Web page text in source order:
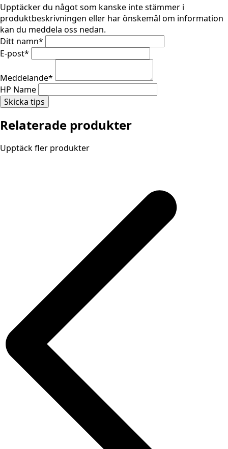
Upptäcker du något som kanske inte stämmer i
produktbeskrivningen eller har önskemål om information
kan du meddela oss nedan.
Ditt namn*
E-post*
Meddelande*
HP Name
Skicka tips
Relaterade produkter
Upptäck fler produkter